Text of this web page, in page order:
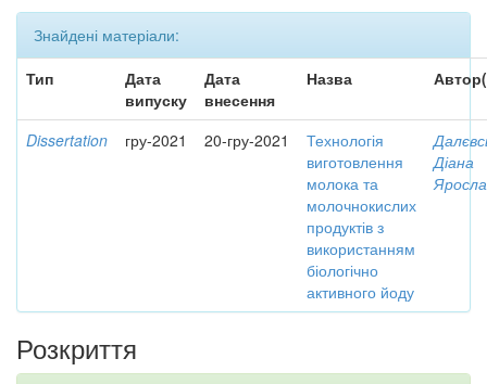
Знайдені матеріали:
Тип
Дата
випуску
Дата
внесення
Назва
Dissertation гру-2021 20-гру-2021
Технологія
виготовлення
молока та
молочнокислих
продуктів з
використанням
біологічно
активного йоду
Діана
Розкриття